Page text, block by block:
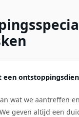
een
wat we aantreffen
geven altijd een